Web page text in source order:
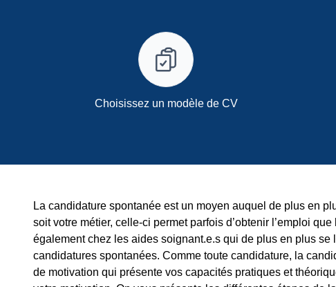
Choisissez un modèle de CV
La candidature spontanée est un moyen auquel de plus en
soit votre métier, celle-ci permet parfois d’obtenir l’emploi
également chez les aides soignant.e.s qui de plus en plus se
candidatures spontanées. Comme toute candidature, la
de motivation qui présente vos capacités pratiques et